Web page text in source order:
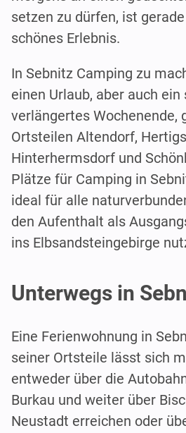
setzen zu dürfen, ist
schönes Erlebnis.
In Sebnitz Camping zu
einen Urlaub, aber auch ein
verlängertes Wochenende,
Ortsteilen Altendorf,
Hinterhermsdorf und
Plätze für Camping in
ideal für alle
den Aufenthalt als
ins Elbsandsteingebirge
Unterwegs in
Eine Ferienwohnung in
seiner Ortsteile lässt sich
entweder über die
Burkau und weiter über
Neustadt erreichen oder